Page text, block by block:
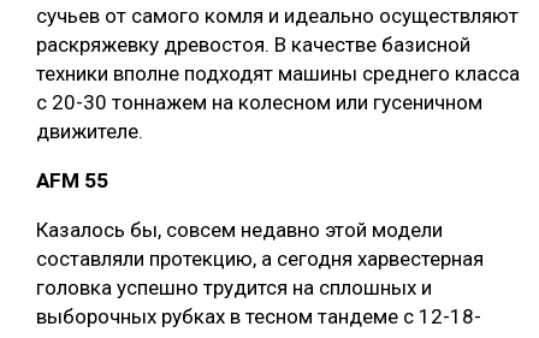
сучьев от самого комля и идеально осуществляют
раскряжевку древостоя. В качестве базисной
техники вполне подходят машины среднего класса
с 20-30 тоннажем на колесном или гусеничном
движителе.
AFM 55
Казалось бы, совсем недавно этой модели
составляли протекцию, а сегодня харвестерная
головка успешно трудится на сплошных и
выборочных рубках в тесном тандеме с 12-18-